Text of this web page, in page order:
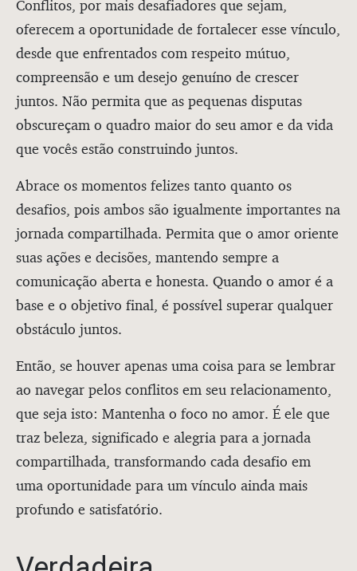
Conflitos, por mais desafiadores que sejam,
oferecem a oportunidade de fortalecer esse vínculo,
desde que enfrentados com respeito mútuo,
compreensão e um desejo genuíno de crescer
juntos. Não permita que as pequenas disputas
obscureçam o quadro maior do seu amor e da vida
que vocês estão construindo juntos.
Abrace os momentos felizes tanto quanto os
desafios, pois ambos são igualmente importantes na
jornada compartilhada. Permita que o amor oriente
suas ações e decisões, mantendo sempre a
comunicação aberta e honesta. Quando o amor é a
base e o objetivo final, é possível superar qualquer
obstáculo juntos.
Então, se houver apenas uma coisa para se lembrar
ao navegar pelos conflitos em seu relacionamento,
que seja isto: Mantenha o foco no amor. É ele que
traz beleza, significado e alegria para a jornada
compartilhada, transformando cada desafio em
uma oportunidade para um vínculo ainda mais
profundo e satisfatório.